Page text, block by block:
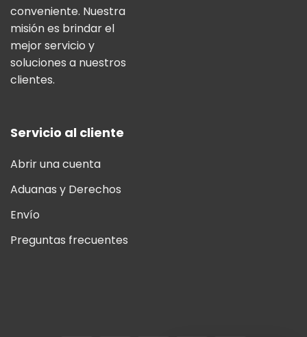
conveniente. Nuestra
misión es brindar el
mejor servicio y
soluciones a nuestros
clientes.
Servicio al cliente
Abrir una cuenta
Aduanas y Derechos
Envío
Preguntas frecuentes